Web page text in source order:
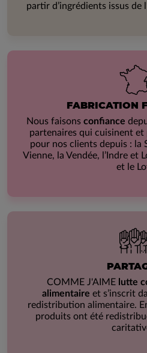
partir d’ingrédients issus de
FABRICATION
Nous faisons confiance
partenaires qui cuisinent
pour nos clients depuis : la
Vienne, la Vendée, l’Indre et
et le
COMME J'AIME lutte
alimentaire et s’inscrit
redistribution alimentaire.
produits ont été